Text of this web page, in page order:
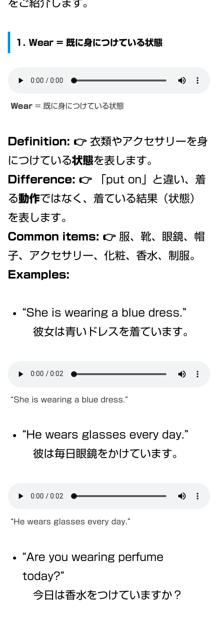
をご紹介します。
1. Wear = 既に身につけている状態
Wear = 既に身につけている状態
Definition: 👉 衣類やアクセサリーを身
につけている状態を表します。
Difference: 👉 「put on」と違い、着
る動作ではなく、着ている結果（状態）
を表します。
Common items: 👉 服、靴、眼鏡、帽
子、アクセサリー、化粧、香水、制服。
Examples:
“She is wearing a blue dress.”
彼女は青いドレスを着ています。
“She is wearing a blue dress.”
“He wears glasses every day.”
彼は毎日眼鏡をかけています。
“He wears glasses every day.”
“Are you wearing perfume
today?”
今日は香水をつけていますか？